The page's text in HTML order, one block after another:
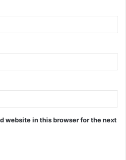
website in this browser for the next